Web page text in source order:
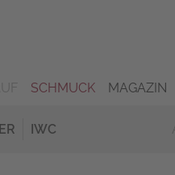
SCHMUCK MAGAZIN
IWC